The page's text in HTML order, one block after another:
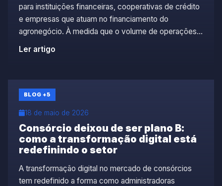
para instituições financeiras, cooperativas de crédito
e empresas que atuam no financiamento do
agronegócio. À medida que o volume de operações
cresce, garantir um processo de registro ágil, seguro
e em conformidade torna-se cada vez mais
formalização das garantias […]
Ler artigo
BLOG +5
18 de maio de 2026
Consórcio deixou de ser plano B:
como a transformação digital está
redefinindo o setor
A transformação digital no mercado de consórcios
tem redefinido a forma como administradoras